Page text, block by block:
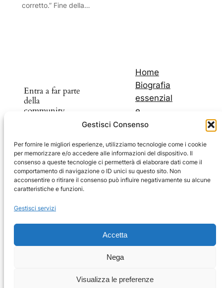
Gestisci Consenso
Per fornire le migliori esperienze, utilizziamo tecnologie come i cookie
per memorizzare e/o accedere alle informazioni del dispositivo. Il
consenso a queste tecnologie ci permetterà di elaborare dati come il
comportamento di navigazione o ID unici su questo sito. Non
acconsentire o ritirare il consenso può influire negativamente su alcune
caratteristiche e funzioni.
Gestisci servizi
Accetta
Nega
Visualizza le preferenze
corretto.” Fine della…
Entra a far parte
della
community
Scopri nuovi
prodotti e
sconti
Facebook InstagramTelegramYouTube Facebook
Home
Biografia
essenzial
e
I miei
I miei
blog
Il mio
Coockie Policy